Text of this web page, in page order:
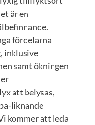
är en
fördelarna
inklusive
samt ökningen
att belysas,
liknande
kommer att leda